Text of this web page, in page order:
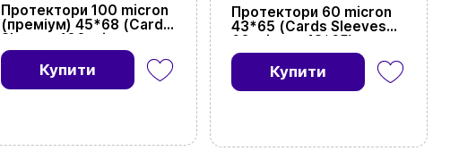
Протектори 100 micron
(преміум) 45*68 (Cards
Sleeves 100 micron
(premium) 45*68)
Купити
Протектори 60 micron
43*65 (Cards Sleeves
60 micron 43*65)
Купити